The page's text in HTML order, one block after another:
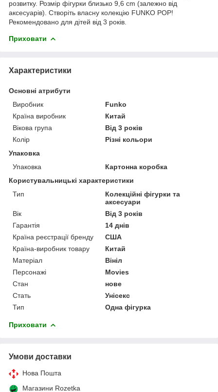
розвитку. Розмір фігурки близько 9,6 cm (залежно від
аксесуарів). Створіть власну колекцію FUNKO POP!
Рекомендовано для дітей від 3 років.
Приховати
Характеристики
Основні атрибути
Виробник
Funko
Країна виробник
Китай
Вікова група
Від 3 років
Колір
Різні кольори
Упаковка
Упаковка
Картонна коробка
Користувальницькі характеристики
Тип
Колекційні фігурки та
аксесуари
Вік
Від 3 років
Гарантія
14 днів
Країна реєстрації бренду
США
Країна-виробник товару
Китай
Матеріал
Вініл
Персонажі
Movies
Стан
нове
Стать
Унісекс
Тип
Одна фігурка
Приховати
Умови доставки
Нова Пошта
Магазини Rozetka